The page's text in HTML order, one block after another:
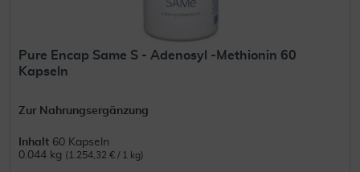
Pure Encap Same S - Adenosyl -Methionin 60
Kapseln
Zur Nahrungsergänzung
Inhalt 60 Kapseln
0.044 kg (1.254,32 € / 1 kg)